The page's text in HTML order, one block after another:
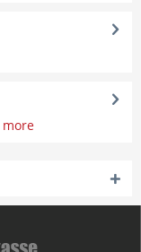
more